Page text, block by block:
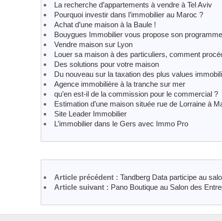
La recherche d’appartements à vendre à Tel Aviv
Pourquoi investir dans l’immobilier au Maroc ?
Achat d’une maison à la Baule !
Bouygues Immobilier vous propose son
Vendre maison sur Lyon
Louer sa maison à des particuliers, comment
Des solutions pour votre maison
Du nouveau sur la taxation des plus values
Agence immobilière à la tranche sur mer
qu’en est-il de la commission pour le commercial ?
Estimation d’une maison située rue de Lorraine à
Site Leader Immobilier
L’immobilier dans le Gers avec Immo Pro
Article précédent : Tandberg Data participe au
Article suivant : Pano Boutique au Salon des